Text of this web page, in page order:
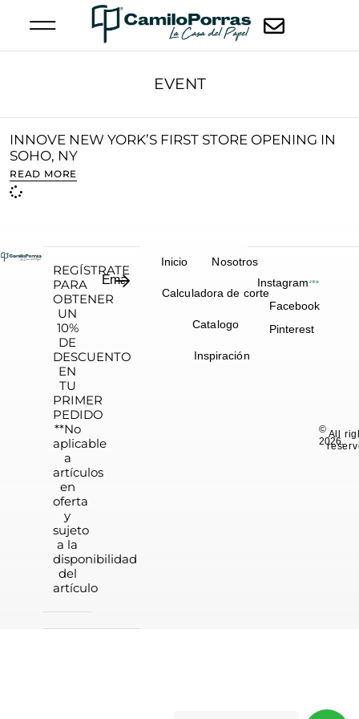
EVENT
INNOVE NEW YORK’S FIRST STORE OPENING IN
SOHO, NY
READ MORE
REGÍSTRATE
PARA
OBTENER
UN
10%
DE
DESCUENTO
EN
TU
PRIMER
PEDIDO
**No
aplicable
a
artículos
en
oferta
y
sujeto
a la
disponibilidad
del
artículo
Inicio Nosotros
Calculadora de corte
Catalogo
Inspiración
©
2026.
All
Instagram
Facebook
Pinterest